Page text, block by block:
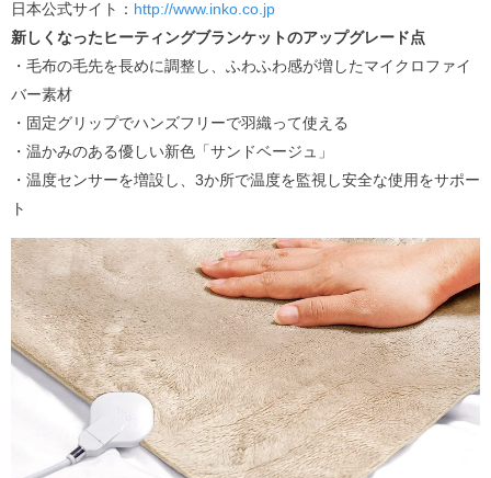
日本公式サイト： http://www.inko.co.jp
新しくなったヒーティングブランケットのアップグレード点
・毛布の毛先を長めに調整し、ふわふわ感が増したマイクロファイ
バー素材
・固定グリップでハンズフリーで羽織って使える
・温かみのある優しい新色「サンドベージュ」
・温度センサーを増設し、3か所で温度を監視し安全な使用をサポー
ト